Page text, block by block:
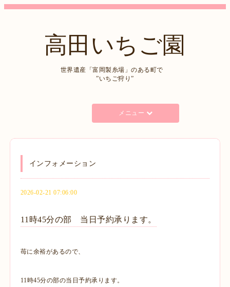
高田いちご園
世界遺産「富岡製糸場」のある町で
”いちご狩り”
メニュー
インフォメーション
2026-02-21 07:06:00
11時45分の部 当日予約承ります。
苺に余裕があるので、
11時45分の部の当日予約承ります。